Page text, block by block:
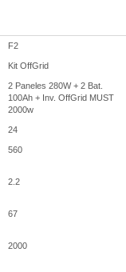
F2
Kit OffGrid
2 Paneles 280W + 2 Bat.
100Ah + Inv. OffGrid MUST
2000w
24
560
2.2
67
2000